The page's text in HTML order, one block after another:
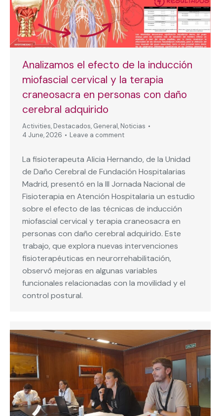
Analizamos el efecto de la inducción
miofascial cervical y la terapia
craneosacra en personas con daño
cerebral adquirido
Activities, Destacados, General, Noticias
4 June, 2026
Leave a comment
La fisioterapeuta Alicia Hernando, de la Unidad
de Daño Cerebral de Fundación Hospitalarias
Madrid, presentó en la III Jornada Nacional de
Fisioterapia en Atención Hospitalaria un estudio
sobre el efecto de las técnicas de inducción
miofascial cervical y terapia craneosacra en
personas con daño cerebral adquirido. Este
trabajo, que explora nuevas intervenciones
fisioterapéuticas en neurorrehabilitación,
observó mejoras en algunas variables
funcionales relacionadas con la movilidad y el
control postural.